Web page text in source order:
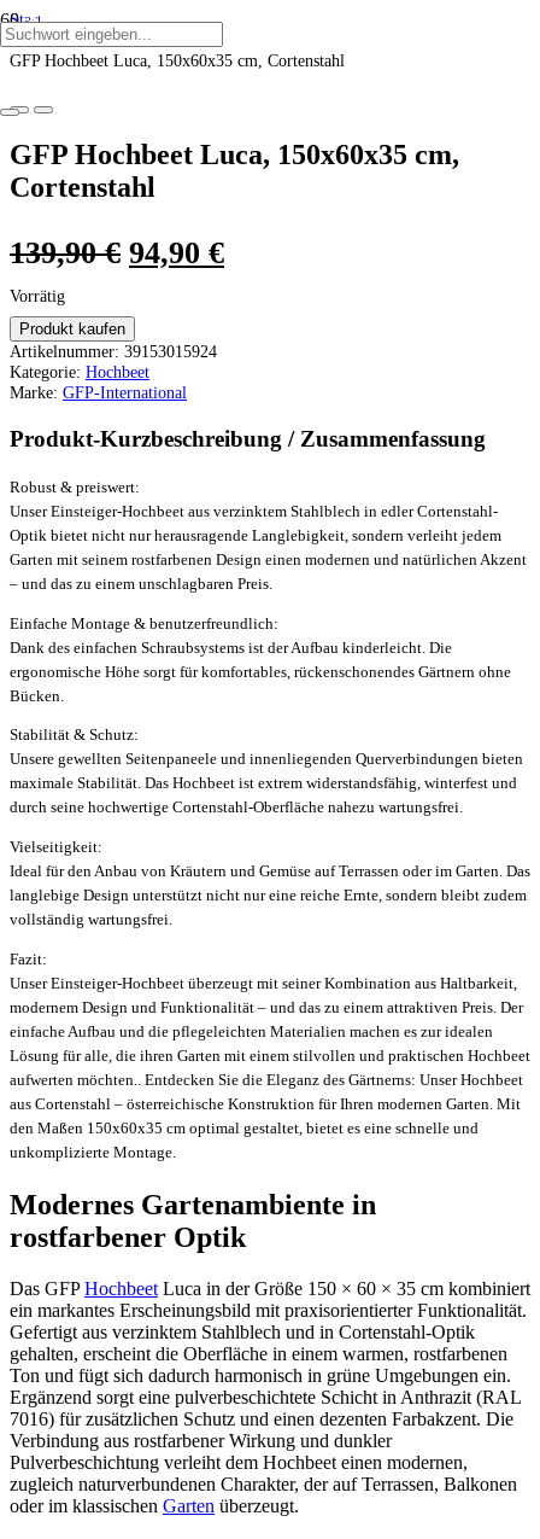
Start
/
GFP Hochbeet Luca, 150x60x35 cm, Cortenstahl
GFP Hochbeet Luca, 150x60x35 cm,
Cortenstahl
139,90€ Ursprünglicher
war:
139,90 €
94,90 €Aktueller
Vorrätig
Produkt kaufen
Artikelnummer: 39153015924
Kategorie: Hochbeet
Marke: GFP-International
Produkt-Kurzbeschreibung / Zusammenfassung
Robust & preiswert:
Unser Einsteiger-Hochbeet aus verzinktem Stahlblech in edler Cortenstahl-
Optik bietet nicht nur herausragende Langlebigkeit, sondern verleiht jedem
Garten mit seinem rostfarbenen Design einen modernen und natürlichen Akzent
– und das zu einem unschlagbaren Preis.
Einfache Montage & benutzerfreundlich:
Dank des einfachen Schraubsystems ist der Aufbau kinderleicht. Die
ergonomische Höhe sorgt für komfortables, rückenschonendes Gärtnern ohne
Bücken.
Stabilität & Schutz:
Unsere gewellten Seitenpaneele und innenliegenden Querverbindungen bieten
maximale Stabilität. Das Hochbeet ist extrem widerstandsfähig, winterfest und
durch seine hochwertige Cortenstahl-Oberfläche nahezu wartungsfrei.
Vielseitigkeit:
Ideal für den Anbau von Kräutern und Gemüse auf Terrassen oder im Garten. Das
langlebige Design unterstützt nicht nur eine reiche Ernte, sondern bleibt zudem
vollständig wartungsfrei.
Fazit:
Unser Einsteiger-Hochbeet überzeugt mit seiner Kombination aus Haltbarkeit,
modernem Design und Funktionalität – und das zu einem attraktiven Preis. Der
einfache Aufbau und die pflegeleichten Materialien machen es zur idealen
Lösung für alle, die ihren Garten mit einem stilvollen und praktischen Hochbeet
aufwerten möchten.. Entdecken Sie die Eleganz des Gärtnerns: Unser Hochbeet
aus Cortenstahl – österreichische Konstruktion für Ihren modernen Garten. Mit
den Maßen 150x60x35 cm optimal gestaltet, bietet es eine schnelle und
unkomplizierte Montage.
Modernes Gartenambiente in
rostfarbener Optik
Das GFPHochbeet Luca in der Größe 150 × 60 × 35 cm kombiniert
ein markantes Erscheinungsbild mit praxisorientierter Funktionalität.
Gefertigt aus verzinktem Stahlblech und in Cortenstahl-Optik
gehalten, erscheint die Oberfläche in einem warmen, rostfarbenen
Ton und fügt sich dadurch harmonisch in grüne Umgebungen ein.
Ergänzend sorgt eine pulverbeschichtete Schicht in Anthrazit (RAL
7016) für zusätzlichen Schutz und einen dezenten Farbakzent. Die
Verbindung aus rostfarbener Wirkung und dunkler
Pulverbeschichtung verleiht dem Hochbeet einen modernen,
zugleich naturverbundenen Charakter, der auf Terrassen, Balkonen
oder im klassischen Garten überzeugt.
ANGEBOT!
ANGEBOT!
ANGEBOT!
ANGEBOT!
ANGEBOT!
ANGEBOT!